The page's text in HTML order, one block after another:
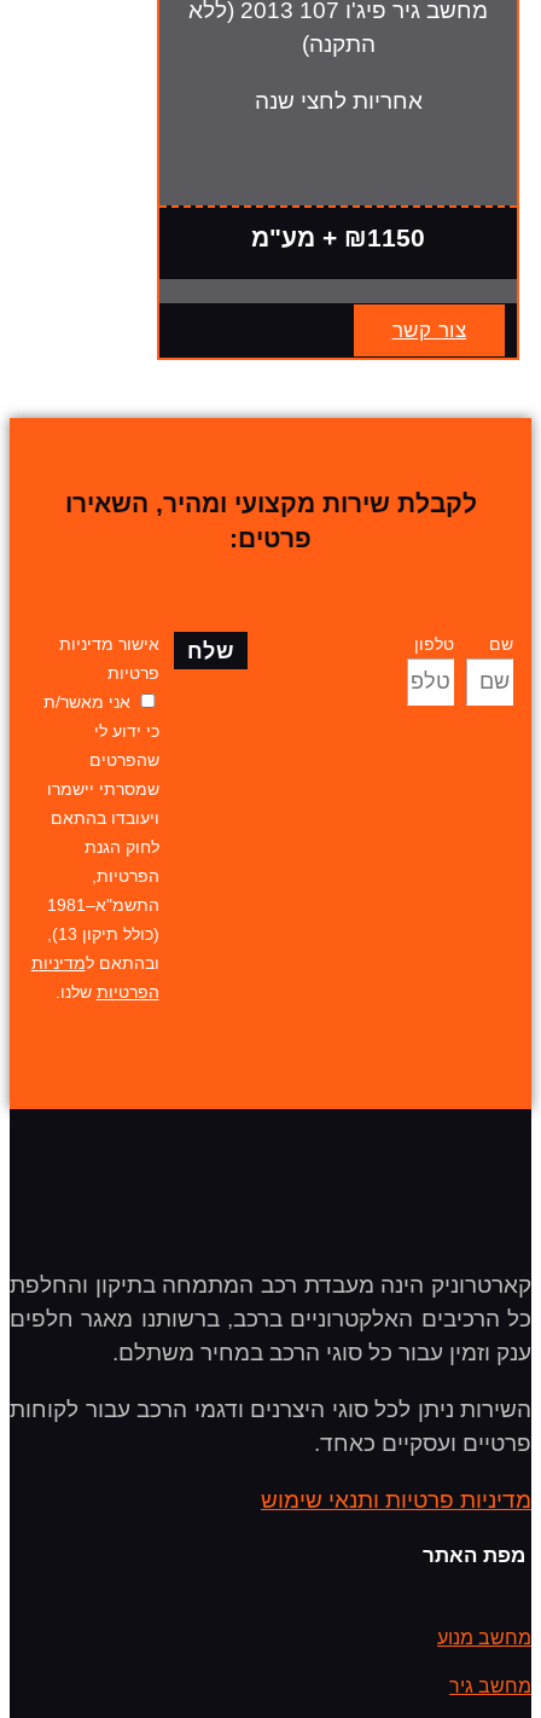
מחשב גיר פיג'ו 107 2013 (ללא
התקנה)
אחריות לחצי שנה
₪1150 + מע"מ
צור קשר
לקבלת שירות מקצועי ומהיר, השאירו
פרטים:
שם טלפון
אישור מדיניות
פרטיות
אני מאשר/ת
כי ידוע לי
שהפרטים
שמסרתי יישמרו
ויעובדו בהתאם
לחוק הגנת
הפרטיות,
התשמ"א–1981
(כולל תיקון 13),
ובהתאם למדיניות
הפרטיות שלנו.
שלח
קארטרוניק הינה מעבדת רכב המתמחה בתיקון והחלפת
כל הרכיבים האלקטרוניים ברכב, ברשותנו מאגר חלפים
ענק וזמין עבור כל סוגי הרכב במחיר משתלם.
השירות ניתן לכל סוגי היצרנים ודגמי הרכב עבור לקוחות
פרטיים ועסקיים כאחד.
מדיניות פרטיות ותנאי שימוש
מפת האתר
מחשב מנוע
מחשב גיר